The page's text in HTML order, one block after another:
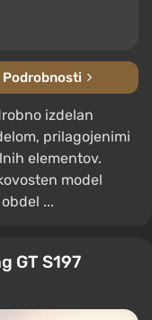
Podrobnosti
izdelan
prilagojenimi
elementov.
model
...
GT S197